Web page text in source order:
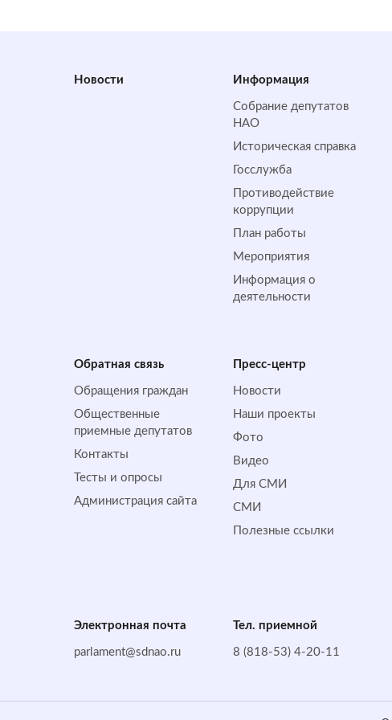
Новости Информация
Собрание депутатов
НАО
Историческая справка
Госслужба
Противодействие
коррупции
План работы
Мероприятия
Информация о
деятельности
Обратная cвязь
Обращения граждан
Общественные
приемные депутатов
Контакты
Тесты и опросы
Администрация сайта
Пресс-центр
Новости
Наши проекты
Фото
Видео
Для СМИ
СМИ
Полезные ссылки
Электронная почта
parlament@sdnao.ru
Тел. приемной
8 (818-53) 4-20-11